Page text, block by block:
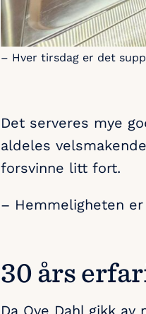
– Hver tirsdag er det
Det serveres mye
aldeles
forsvinne litt fort.
– Hemmeligheten
30 års
Da Ove Dahl gikk